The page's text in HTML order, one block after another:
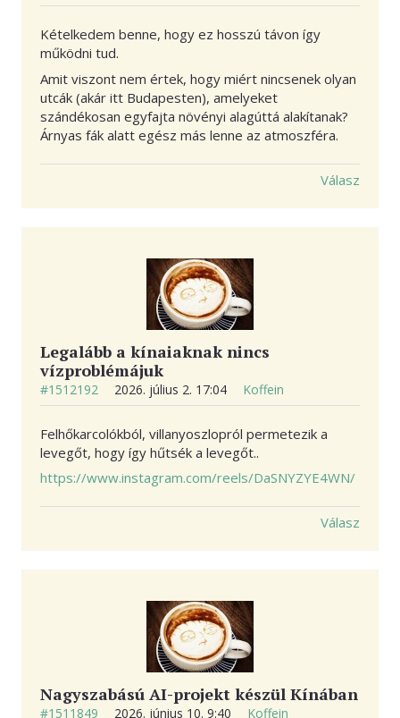
Kételkedem benne, hogy ez hosszú távon így
működni tud.
Amit viszont nem értek, hogy miért nincsenek olyan
utcák (akár itt Budapesten), amelyeket
szándékosan egyfajta növényi alagúttá alakítanak?
Árnyas fák alatt egész más lenne az atmoszféra.
Válasz
Legalább a kínaiaknak nincs
vízproblémájuk
#1512192 2026. július 2. 17:04 Koffein
Felhőkarcolókból, villanyoszlopról permetezik a
levegőt, hogy így hűtsék a levegőt..
https://www.instagram.com/reels/DaSNYZYE4WN/
Válasz
Nagyszabású AI-projekt készül Kínában
#1511849 2026. június 10. 9:40 Koffein